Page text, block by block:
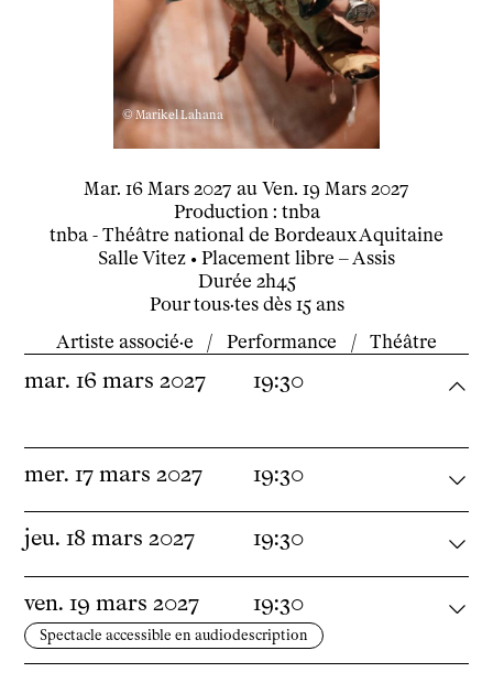
© Marikel Lahana
du
mardi
Mar. 16 mars
Mars 2027 au au
vendredi
Ven. 19 mars
Mars 2027
Production : tnba
tnba - Théâtre national de Bordeaux Aquitaine
Salle Vitez • Placement libre – Assis
Durée 2h45
Pour tous·tes dès 15 ans
Artiste associé·e
/ Performance / Théâtre
mar. 16 mars 2027 19:30
mer. 17 mars 2027 19:30
jeu. 18 mars 2027 19:30
ven. 19 mars 2027 19:30
Spectacle accessible en audiodescription
Librairie
L'école
Formation supérieure
Les Promotions
Classe Égalité
Insertion professionnelle
Soutenir l'école
Partenaires
Infos pratiques
Horaires et contacts
Tarifs, cartes et pass
Accessibilité
FAQ
Ressources
Programmes de salle
Documents
Podcasts
Technique